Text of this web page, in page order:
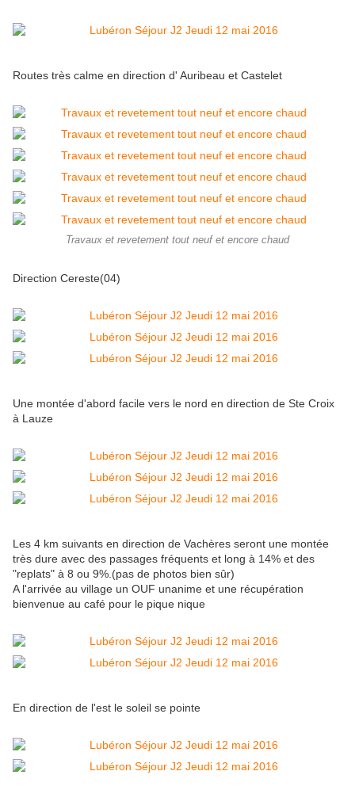
Routes très calme en direction d' Auribeau et Castelet
Travaux et revetement tout neuf et encore chaud
Direction Cereste(04)
Une montée d'abord facile vers le nord en direction de Ste Croix
à Lauze
Les 4 km suivants en direction de Vachères seront une montée
très dure avec des passages fréquents et long à 14% et des
"replats" à 8 ou 9%.(pas de photos bien sûr)
A l'arrivée au village un OUF unanime et une récupération
bienvenue au café pour le pique nique
En direction de l'est le soleil se pointe